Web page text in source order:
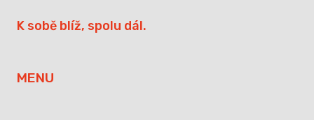
K sobě blíž, spolu dál.
MENU